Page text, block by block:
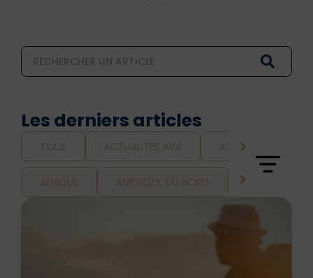
Les derniers articles
TOUS ACTUALITÉS AVA ASSURANCE ET
AFRIQUE AMÉRIQUE DU NORD